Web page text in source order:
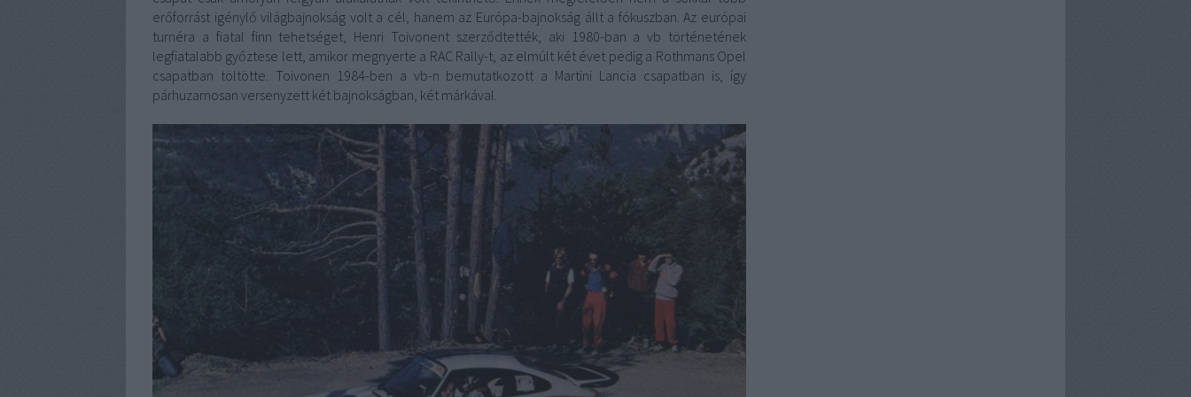
erőforrást igénylő világbajnokság volt a cél, hanem az Európa-bajnokság állt a fókuszban. Az európai
turnéra a fiatal finn tehetséget, Henri Toivonent szerződtették, aki 1980-ban a vb történetének
legfiatalabb győztese lett, amikor megnyerte a RAC Rally-t, az elmúlt két évet pedig a Rothmans Opel
csapatban töltötte. Toivonen 1984-ben a vb-n bemutatkozott a Martini Lancia csapatban is, így
párhuzamosan versenyzett két bajnokságban, két márkával.